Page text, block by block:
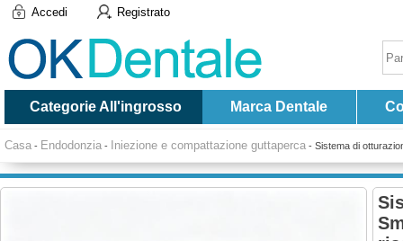
Accedi Registrato
Categorie All'ingrosso Marca Dentale
Casa - Endodonzia - Iniezione e compattazione guttaperca - Sistema di